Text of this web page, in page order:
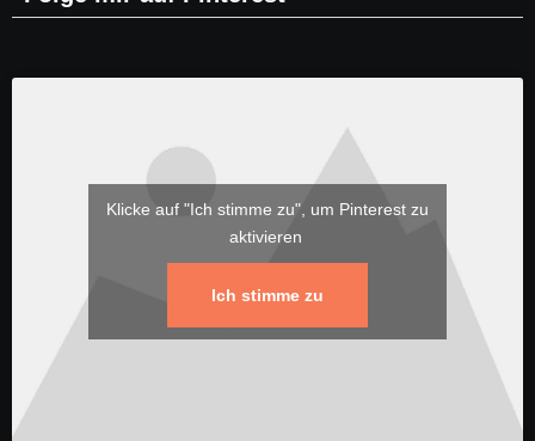
Klicke auf "Ich stimme zu", um Pinterest zu
aktivieren
Ich stimme zu